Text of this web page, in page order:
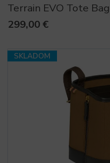
Terrain EVO Tote
299,00 €
SKLADOM